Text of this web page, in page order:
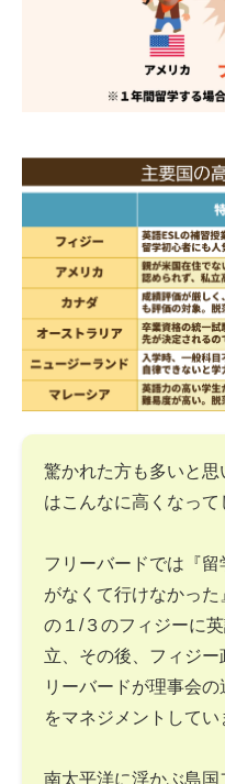
驚かれた方も多いと
はこんなに高くなって
フリーバードでは『
がなくて行けなかっ
の１/３のフィジーに
立、その後、フィジ
リーバードが理事会
をマネジメントしてい
南太平洋に浮かぶ島